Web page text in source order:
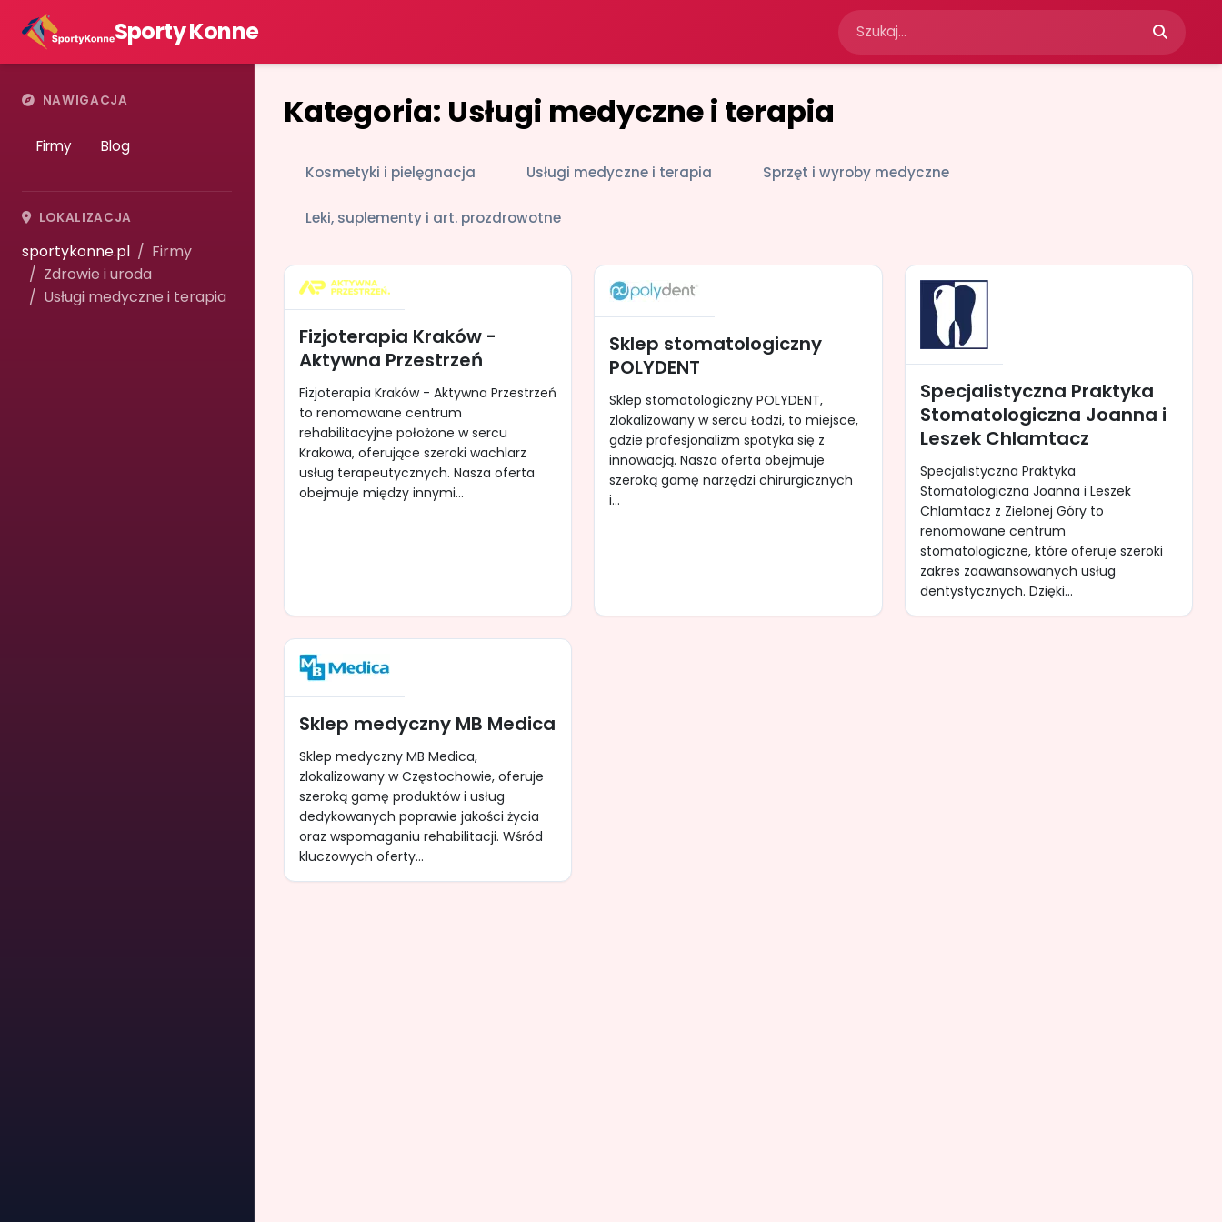
Sporty Konne
NAWIGACJA
Firmy Blog
LOKALIZACJA
sportykonne.pl
Firmy
Zdrowie i uroda
Usługi medyczne i terapia
Kategoria: Usługi medyczne i terapia
Kosmetyki i pielęgnacja Usługi medyczne i terapia Sprzęt i wyroby medyczne
Leki, suplementy i art. prozdrowotne
Fizjoterapia Kraków -
Aktywna Przestrzeń
Fizjoterapia Kraków - Aktywna Przestrzeń
to renomowane centrum
rehabilitacyjne położone w sercu
Krakowa, oferujące szeroki wachlarz
usług terapeutycznych. Nasza oferta
obejmuje między innymi...
Sklep stomatologiczny
POLYDENT
Sklep stomatologiczny POLYDENT,
zlokalizowany w sercu Łodzi, to miejsce,
gdzie profesjonalizm spotyka się z
innowacją. Nasza oferta obejmuje
szeroką gamę narzędzi chirurgicznych
i...
Specjalistyczna Praktyka
Stomatologiczna Joanna i
Leszek Chlamtacz
Specjalistyczna Praktyka
Stomatologiczna Joanna i Leszek
Chlamtacz z Zielonej Góry to
renomowane centrum
stomatologiczne, które oferuje szeroki
zakres zaawansowanych usług
dentystycznych. Dzięki...
Sklep medyczny MB Medica
Sklep medyczny MB Medica,
zlokalizowany w Częstochowie, oferuje
szeroką gamę produktów i usług
dedykowanych poprawie jakości życia
oraz wspomaganiu rehabilitacji. Wśród
kluczowych oferty...